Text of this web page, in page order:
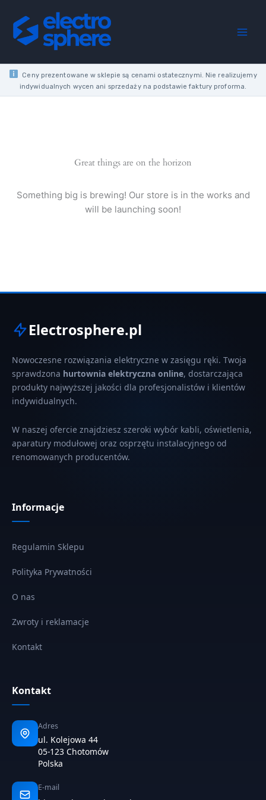
content
Ceny prezentowane w sklepie są cenami ostatecznymi. Nie realizujemy
indywidualnych wycen ani sprzedaży na podstawie faktury proforma.
Great things are on the horizon
Something big is brewing! Our store is in the works and
will be launching soon!
Electrosphere.pl
Nowoczesne rozwiązania elektryczne w zasięgu ręki. Twoja
sprawdzona hurtownia elektryczna online, dostarczająca
produkty najwyższej jakości dla profesjonalistów i klientów
indywidualnych.
W naszej ofercie znajdziesz szeroki wybór kabli, oświetlenia,
aparatury modułowej oraz osprzętu instalacyjnego od
renomowanych producentów.
Informacje
Regulamin Sklepu
Polityka Prywatności
O nas
Zwroty i reklamacje
Kontakt
Kontakt
Adres
ul. Kolejowa 44
05-123 Chotomów
Polska
E-mail